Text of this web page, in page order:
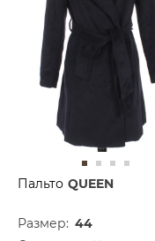
Пальто QUEEN
Размер: 44